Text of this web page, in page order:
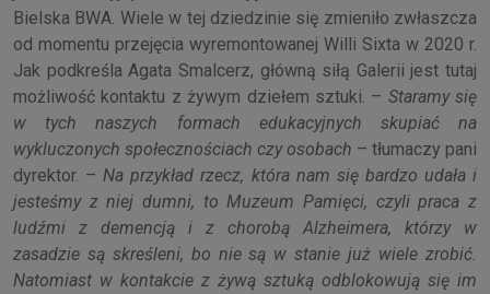
Bielska BWA. Wiele w tej dziedzinie się zmieniło zwłaszcza
od momentu przejęcia wyremontowanej Willi Sixta w 2020 r.
Jak podkreśla Agata Smalcerz, główną siłą Galerii jest tutaj
możliwość kontaktu z żywym dziełem sztuki. – Staramy się
w tych naszych formach edukacyjnych skupiać na
wykluczonych społecznościach czy osobach – tłumaczy pani
dyrektor. – Na przykład rzecz, która nam się bardzo udała i
jesteśmy z niej dumni, to Muzeum Pamięci, czyli praca z
ludźmi z demencją i z chorobą Alzheimera, którzy w
zasadzie są skreśleni, bo nie są w stanie już wiele zrobić.
Natomiast w kontakcie z żywą sztuką odblokowują się im